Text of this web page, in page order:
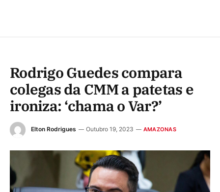
Rodrigo Guedes compara
colegas da CMM a patetas e
ironiza: ‘chama o Var?’
Elton Rodrigues Outubro 19, 2023 AMAZONAS